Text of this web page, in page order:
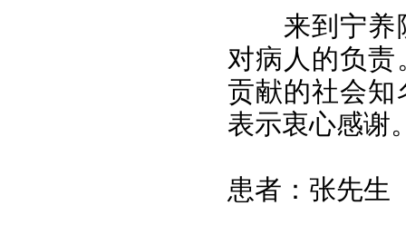
来到宁养
对病人的负
贡献的社会
表示衷心感谢
患者：张先生